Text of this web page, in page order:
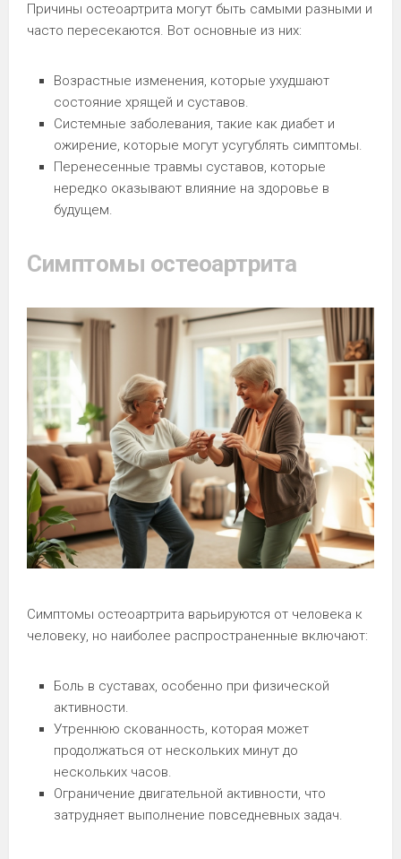
Причины остеоартрита могут быть самыми разными и
часто пересекаются. Вот основные из них:
Возрастные изменения, которые ухудшают
состояние хрящей и суставов.
Системные заболевания, такие как диабет и
ожирение, которые могут усугублять симптомы.
Перенесенные травмы суставов, которые
нередко оказывают влияние на здоровье в
будущем.
Симптомы остеоартрита
Симптомы остеоартрита варьируются от человека к
человеку, но наиболее распространенные включают:
Боль в суставах, особенно при физической
активности.
Утреннюю скованность, которая может
продолжаться от нескольких минут до
нескольких часов.
Ограничение двигательной активности, что
затрудняет выполнение повседневных задач.